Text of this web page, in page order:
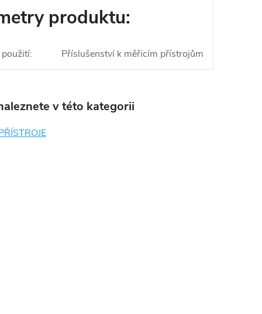
produktu:
použití: Příslušenství k měřicím přístrojům
v této kategorii